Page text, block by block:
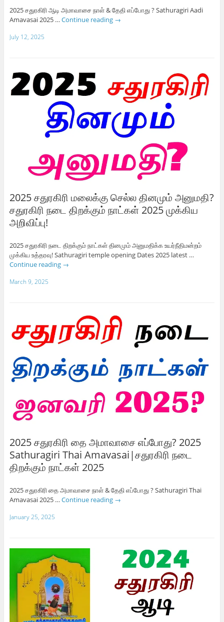
2025 சதுரகிரி ஆடி அமாவாசை நாள் & தேதி எப்போது ? Sathuragiri Aadi
Amavasai 2025 … Continue reading →
July 12, 2025
2025 சதுரகிரி மலைக்கு செல்ல தினமும் அனுமதி?
சதுரகிரி நடை திறக்கும் நாட்கள் 2025 முக்கிய
அறிவிப்பு!
2025 சதுரகிரி நடை திறக்கும் நாட்கள் தினமும் அனுமதிக்க உயர்நீதிமன்றம்
முக்கிய உத்தரவு! Sathuragiri temple opening Dates 2025 latest …
Continue reading →
March 9, 2025
2025 சதுரகிரி தை அமாவாசை எப்போது? 2025
Sathuragiri Thai Amavasai|சதுரகிரி நடை
திறக்கும் நாட்கள் 2025
2025 சதுரகிரி தை அமாவாசை நாள் & தேதி எப்போது ? Sathuragiri Thai
Amavasai 2025 … Continue reading →
January 25, 2025